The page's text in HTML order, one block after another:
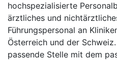
hochspezialisierte
ärztliches und
Führungspersonal an
Österreich und der
passende Stelle mit dem